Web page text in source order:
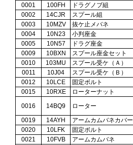
0001 100FH ドラグノブ組
0002
14CJR スプール組
0003
10MZV 抜ケ止メバネ
0004
10N23 小判座金
0005
10N57 ドラグ座金
0009
10BXN スプール座金セット
0010
103MU スプール受ケ（Ａ）
0011
10J04 スプール受ケ（Ｂ）
0012
10LCE 固定ボルト
0015
10RXE ローターナット
0016
14BQ9 ローター
0019
14AYH アームカムバネカバー
0020
10LFK 固定ボルト
0021
10FVB アームカムバネ